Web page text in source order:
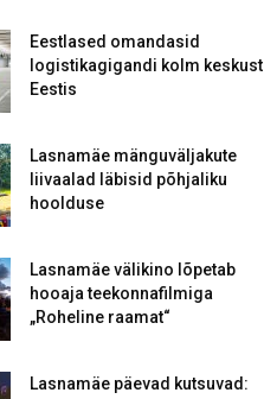
Eestlased omandasid
logistikagigandi kolm keskust
Eestis
Lasnamäe mänguväljakute
liivaalad läbisid põhjaliku
hoolduse
Lasnamäe välikino lõpetab
hooaja teekonnafilmiga
„Roheline raamat“
Lasnamäe päevad kutsuvad: